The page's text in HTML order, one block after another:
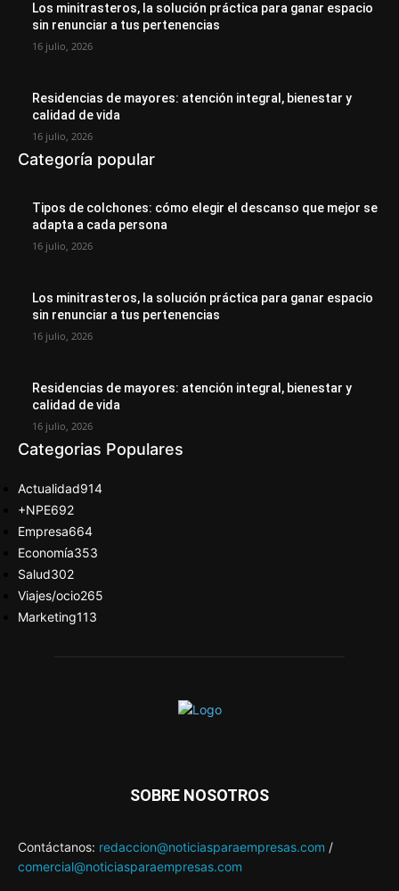
Los minitrasteros, la solución práctica para ganar espacio
sin renunciar a tus pertenencias
16 julio, 2026
Residencias de mayores: atención integral, bienestar y
calidad de vida
16 julio, 2026
Categoría popular
Tipos de colchones: cómo elegir el descanso que mejor se
adapta a cada persona
16 julio, 2026
Los minitrasteros, la solución práctica para ganar espacio
sin renunciar a tus pertenencias
16 julio, 2026
Residencias de mayores: atención integral, bienestar y
calidad de vida
16 julio, 2026
Categorias Populares
Actualidad914
+NPE692
Empresa664
Economía353
Salud302
Viajes/ocio265
Marketing113
SOBRE NOSOTROS
Contáctanos: redaccion@noticiasparaempresas.com /
comercial@noticiasparaempresas.com